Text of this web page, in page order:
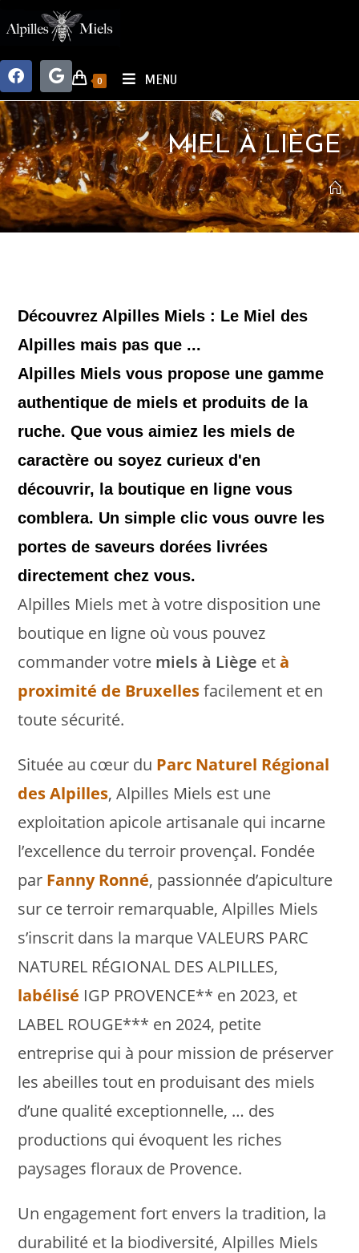
0 MENU
MIEL À LIÈGE
Découvrez Alpilles Miels : Le Miel des
Alpilles mais pas que ...
Alpilles Miels vous propose une gamme
authentique de miels et produits de la
ruche. Que vous aimiez les miels de
caractère ou soyez curieux d'en
découvrir, la boutique en ligne vous
comblera. Un simple clic vous ouvre les
portes de saveurs dorées livrées
directement chez vous.
Alpilles Miels met à votre disposition une
boutique en ligne où vous pouvez
commander votre miels à Liège età
proximité de Bruxellesfacilement et en
toute sécurité.
Située au cœur du Parc Naturel Régional
des Alpilles, Alpilles Miels est une
exploitation apicole artisanale qui incarne
l’excellence du terroir provençal. Fondée
par Fanny Ronné, passionnée d’apiculture
sur ce terroir remarquable, Alpilles Miels
s’inscrit dans la marque VALEURS PARC
NATUREL RÉGIONAL DES ALPILLES,
labélisé IGP PROVENCE** en 2023, et
LABEL ROUGE*** en 2024, petite
entreprise qui à pour mission de préserver
les abeilles tout en produisant des miels
d’une qualité exceptionnelle, … des
productions qui évoquent les riches
paysages floraux de Provence.
Un engagement fort envers la tradition, la
durabilité et la biodiversité, Alpilles Miels